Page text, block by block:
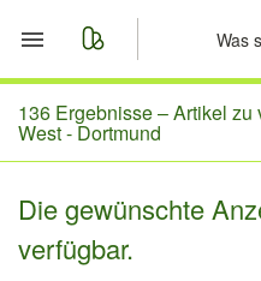
Start
Merkliste
Nachrichten
136 Ergebnisse –Artikel zu
West - Dortmund
Die gewünschte
verfügbar.